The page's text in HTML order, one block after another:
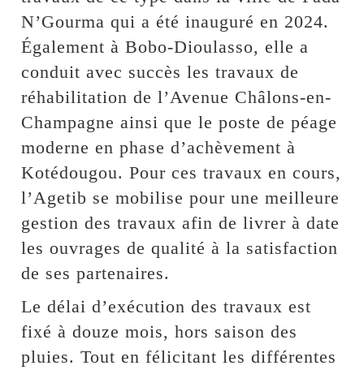
N’Gourma qui a été inauguré en 2024.
Également à Bobo-Dioulasso, elle a
conduit avec succès les travaux de
réhabilitation de l’Avenue Châlons-en-
Champagne ainsi que le poste de péage
moderne en phase d’achèvement à
Kotédougou. Pour ces travaux en cours,
l’Agetib se mobilise pour une meilleure
gestion des travaux afin de livrer à date
les ouvrages de qualité à la satisfaction
de ses partenaires.
Le délai d’exécution des travaux est
fixé à douze mois, hors saison des
pluies. Tout en félicitant les différentes